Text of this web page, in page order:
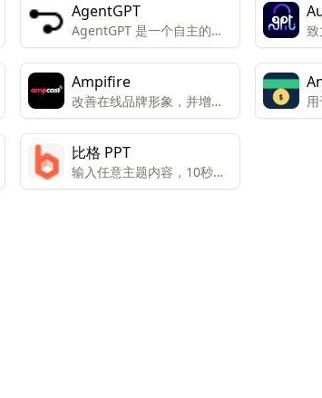
AgentGPT
AgentGPT 是一个自主的人
工智能代理平台，允许用户
在浏览器中创建和部署可定
制的自主AI代理。
Ampifire
改善在线品牌形象，并增加
所有流量来源的转化率。
比格 PPT
输入任意主题内容，10秒生
成您的专属PPT。